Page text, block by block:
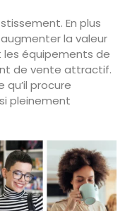
En plus
la valeur
équipements de
de vente attractif.
procure
pleinement